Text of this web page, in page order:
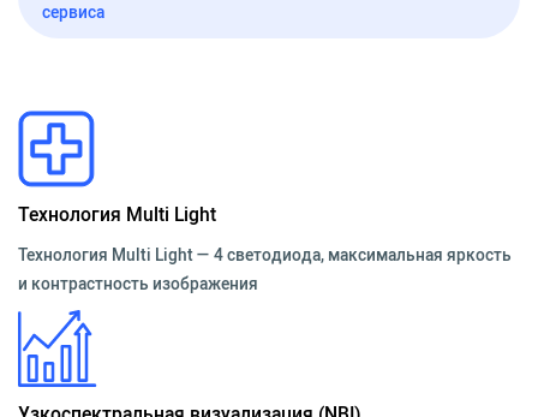
сервиса
Технология Multi Light
Технология Multi Light — 4 светодиода, максимальная яркость
и контрастность изображения